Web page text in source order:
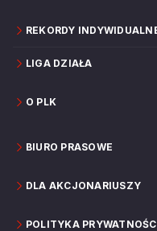
REKORDY
LIGA DZIAŁA
O PLK
BIURO PRASOWE
DLA AKCJONARIUSZY
POLITYKA